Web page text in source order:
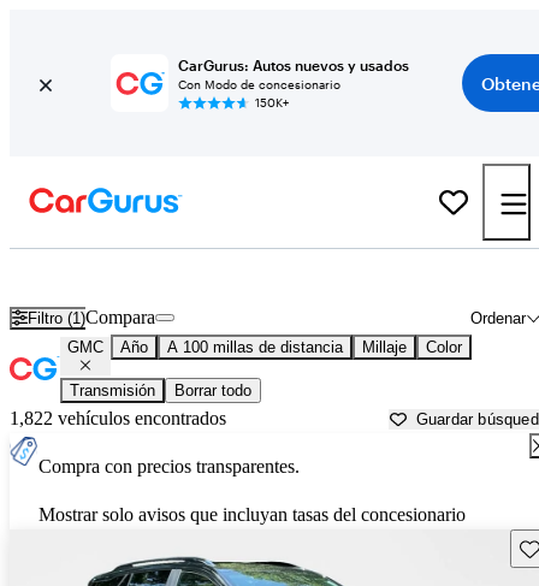
CarGurus: Autos nuevos y usados
Con Modo de concesionario
150K+
Filtro (1) Ordenar
Compara
GMC Año A 100 millas de distancia Millaje Color
Transmisión Borrar todo
1,822 vehículos encontrados Guardar
Compra con precios transparentes.
Mostrar solo avisos que incluyan tasas del concesionario